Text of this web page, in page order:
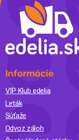
Informácie
VIP Klub edelia
Leták
Súťaže
Odvoz záloh